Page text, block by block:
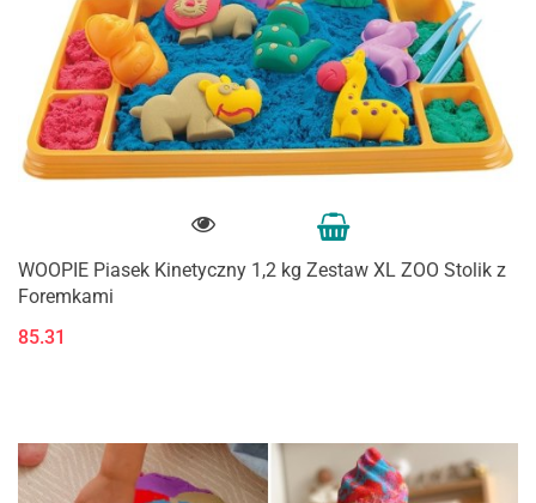
WOOPIE Piasek Kinetyczny 1,2 kg Zestaw XL ZOO Stolik z
Foremkami
85.31